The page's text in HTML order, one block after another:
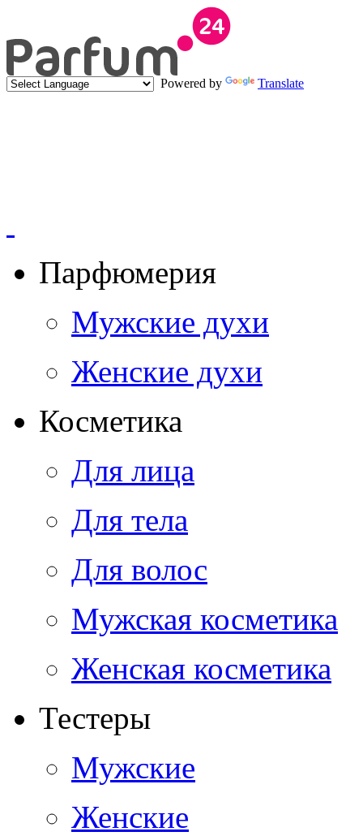
Powered by Translate
Парфюмерия
Мужские духи
Женские духи
Косметика
Для лица
Для тела
Для волос
Мужская косметика
Женская косметика
Тестеры
Мужские
Женские